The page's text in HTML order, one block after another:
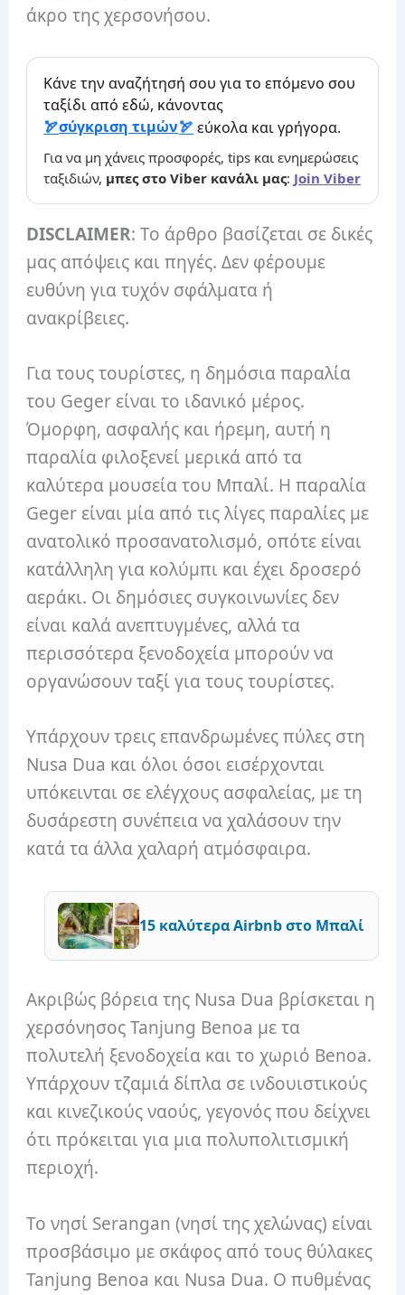
άκρο της χερσονήσου.
Κάνε την αναζήτησή σου για το επόμενο σου
ταξίδι από εδώ, κάνοντας
σύγκριση τιμών
εύκολα και γρήγορα.
Για να μη χάνεις προσφορές, tips και ενημερώσεις
ταξιδιών, μπες στο Viber κανάλι μας: Join Viber
DISCLAIMER: Το άρθρο βασίζεται σε δικές
μας απόψεις και πηγές. Δεν φέρουμε
ευθύνη για τυχόν σφάλματα ή
ανακρίβειες.
Για τους τουρίστες, η δημόσια παραλία
του Geger είναι το ιδανικό μέρος.
Όμορφη, ασφαλής και ήρεμη, αυτή η
παραλία φιλοξενεί μερικά από τα
καλύτερα μουσεία του Μπαλί. Η παραλία
Geger είναι μία από τις λίγες παραλίες με
ανατολικό προσανατολισμό, οπότε είναι
κατάλληλη για κολύμπι και έχει δροσερό
αεράκι. Οι δημόσιες συγκοινωνίες δεν
είναι καλά ανεπτυγμένες, αλλά τα
περισσότερα ξενοδοχεία μπορούν να
οργανώσουν ταξί για τους τουρίστες.
Υπάρχουν τρεις επανδρωμένες πύλες στη
Nusa Dua και όλοι όσοι εισέρχονται
υπόκεινται σε ελέγχους ασφαλείας, με τη
δυσάρεστη συνέπεια να χαλάσουν την
κατά τα άλλα χαλαρή ατμόσφαιρα.
15 καλύτερα Airbnb στο Μπαλί
Ακριβώς βόρεια της Nusa Dua βρίσκεται η
χερσόνησος Tanjung Benoa με τα
πολυτελή ξενοδοχεία και το χωριό Benoa.
Υπάρχουν τζαμιά δίπλα σε ινδουιστικούς
και κινεζικούς ναούς, γεγονός που δείχνει
ότι πρόκειται για μια πολυπολιτισμική
περιοχή.
Το νησί Serangan (νησί της χελώνας) είναι
προσβάσιμο με σκάφος από τους θύλακες
Tanjung Benoa και Nusa Dua. Ο πυθμένας